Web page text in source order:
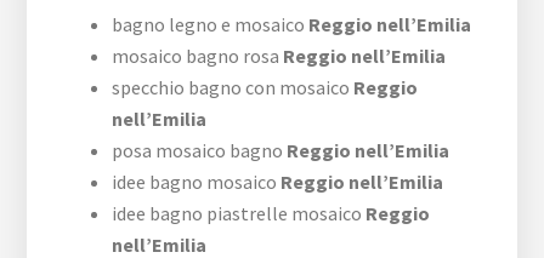
bagno legno e mosaico Reggio nell’Emilia
mosaico bagno rosa Reggio nell’Emilia
specchio bagno con mosaico Reggio
nell’Emilia
posa mosaico bagno Reggio nell’Emilia
idee bagno mosaico Reggio nell’Emilia
idee bagno piastrelle mosaico Reggio
nell’Emilia